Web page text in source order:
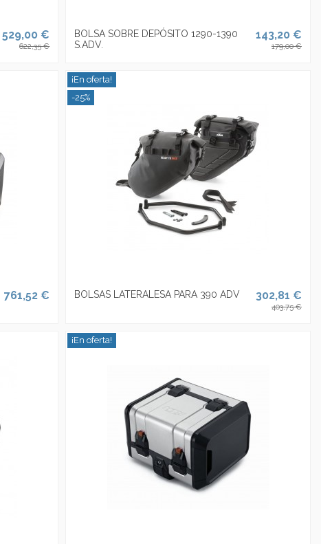
529,00 €
622,35 €
BOLSA SOBRE DEPÓSITO 1290-1390
S.ADV.
143,20 €
179,00 €
761,52 €
¡En oferta!
-25%
BOLSAS LATERALESA PARA 390 ADV 302,81 €
403,75 €
¡En oferta!